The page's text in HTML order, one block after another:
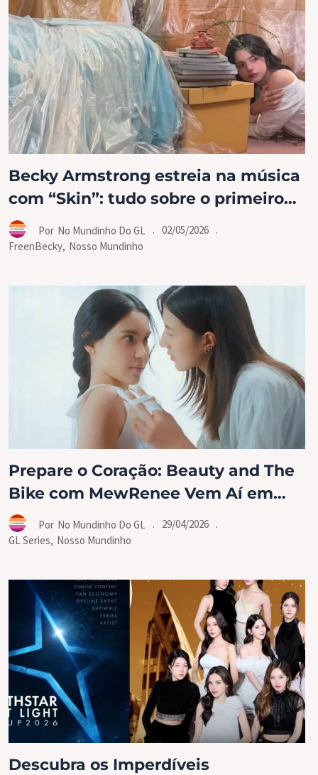
Becky Armstrong estreia na música
com “Skin”: tudo sobre o primeiro
single da atriz
Por No Mundinho Do GL . 02/05/2026 .
FreenBecky, Nosso Mundinho
Prepare o Coração: Beauty and The
Bike com MewRenee Vem Aí em
2026!Por No Mundinho Do GL . 29/04/2026 .
GL Series, Nosso Mundinho
Descubra os Imperdíveis